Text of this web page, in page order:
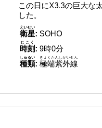
この日にX3.3の巨大な
した。
衛星
えいせい
: SOHO
時刻
じこく
: 9時0分
種類
しゅるい
: 極端紫外線
きょくたんしがいせん